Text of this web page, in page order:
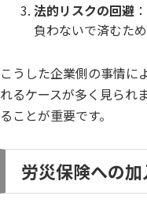
法的リスクの回避
負わないで済むた
こうした企業側の事情に
れるケースが多く見られ
ることが重要です。
労災保険への